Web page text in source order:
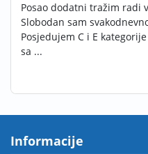
Posao dodatni tražim radi
Slobodan sam
Posjedujem C i E
sa ...
Informacije